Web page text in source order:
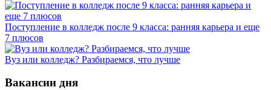
Поступление в колледж после 9 класса: ранняя карьера и еще
7 плюсов
Вуз или колледж? Разбираемся, что лучше
Вакансии дня